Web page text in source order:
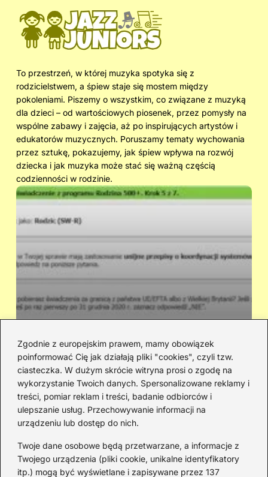
Zgodnie z europejskim prawem, mamy obowiązek
poinformować Cię jak działają pliki "cookies", czyli tzw.
ciasteczka. W dużym skrócie witryna prosi o zgodę na
wykorzystanie Twoich danych. Spersonalizowane reklamy i
treści, pomiar reklam i treści, badanie odbiorców i
ulepszanie usług. Przechowywanie informacji na
urządzeniu lub dostęp do nich.
Twoje dane osobowe będą przetwarzane, a informacje z
Twojego urządzenia (pliki cookie, unikalne identyfikatory
itp.) mogą być wyświetlane i zapisywane przez 137
To przestrzeń, w której muzyka spotyka się z
rodzicielstwem, a śpiew staje się mostem między
pokoleniami. Piszemy o wszystkim, co związane z muzyką
dla dzieci – od wartościowych piosenek, przez pomysły na
wspólne zabawy i zajęcia, aż po inspirujących artystów i
edukatorów muzycznych. Poruszamy tematy wychowania
przez sztukę, pokazujemy, jak śpiew wpływa na rozwój
dziecka i jak muzyka może stać się ważną częścią
codzienności w rodzinie.
Ile dostaniesz na dziecko z 500+ i
innych świadczeń? Wyliczenie kwot
Redakcja
JazzJuniors.pl to miejsce dla rodziców, nauczycieli,
animatorów i wszystkich, którzy wierzą, że muzyka to coś